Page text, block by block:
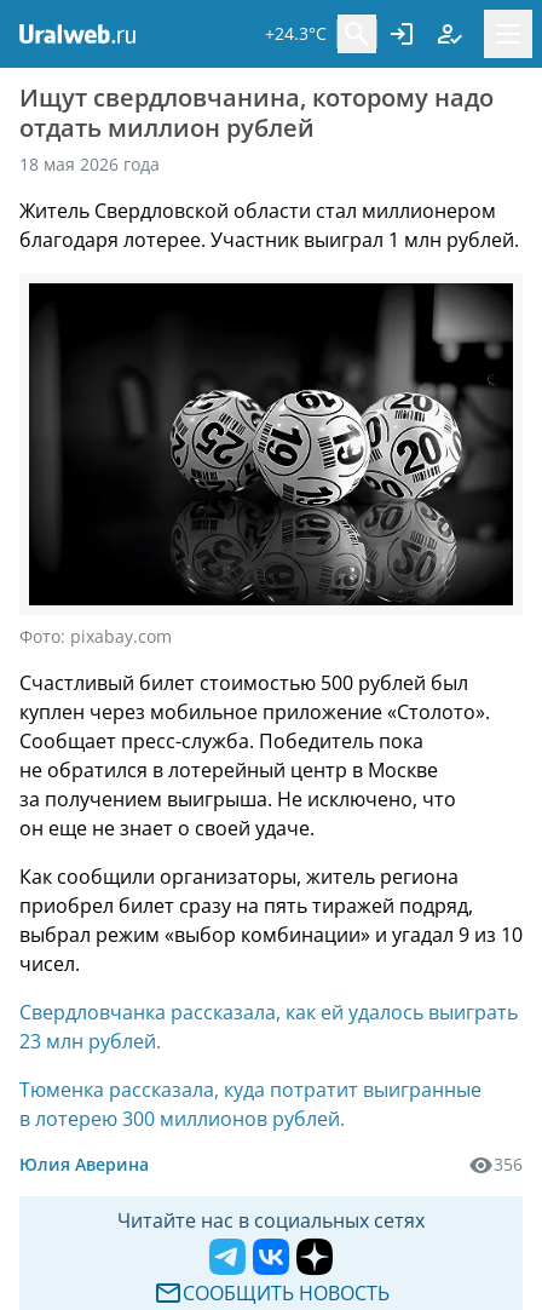
+24.3°C
Ищут свердловчанина, которому надо
отдать миллион рублей
18 мая 2026 года
Житель Свердловской области стал миллионером
благодаря лотерее. Участник выиграл 1 млн рублей.
Фото: pixabay.com
Счастливый билет стоимостью 500 рублей был
куплен через мобильное приложение «Столото».
Сообщает пресс-служба. Победитель пока
не обратился в лотерейный центр в Москве
за получением выигрыша. Не исключено, что
он еще не знает о своей удаче.
Как сообщили организаторы, житель региона
приобрел билет сразу на пять тиражей подряд,
выбрал режим «выбор комбинации» и угадал 9 из 10
чисел.
Свердловчанка рассказала, как ей удалось выиграть
23 млн рублей.
Тюменка рассказала, куда потратит выигранные
в лотерею 300 миллионов рублей.
Юлия Аверина 356
Читайте нас в социальных сетях
СООБЩИТЬ НОВОСТЬ